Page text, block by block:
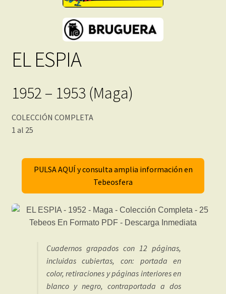
EL ESPIA
1952 – 1953 (Maga)
COLECCIÓN COMPLETA
1 al 25
PULSA AQUÍ y consulta amplia información en
Tebeosfera
Cuadernos grapados con 12 páginas,
incluidas cubiertas, con: portada en
color, retiraciones y páginas interiores en
blanco y negro, contraportada a dos